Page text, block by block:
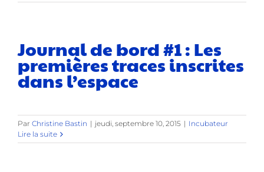
Journal de bord #1 : Les
premières traces inscrites
dans l’espace
Par Christine Bastin | jeudi, septembre 10, 2015 | Incubateur
Lire la suite